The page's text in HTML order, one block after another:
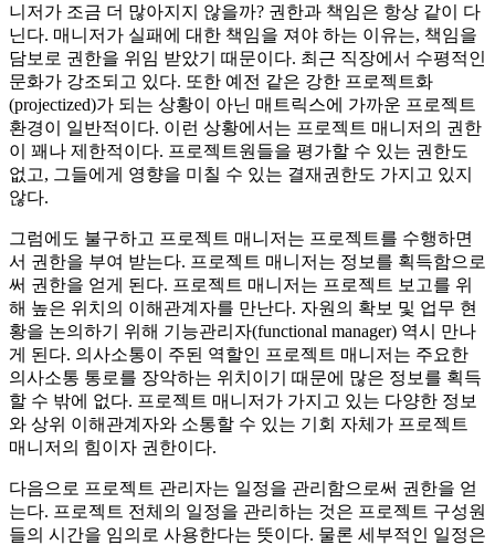
니저가 조금 더 많아지지 않을까? 권한과 책임은 항상 같이 다
닌다. 매니저가 실패에 대한 책임을 져야 하는 이유는, 책임을
담보로 권한을 위임 받았기 때문이다. 최근 직장에서 수평적인
문화가 강조되고 있다. 또한 예전 같은 강한 프로젝트화
(projectized)가 되는 상황이 아닌 매트릭스에 가까운 프로젝트
환경이 일반적이다. 이런 상황에서는 프로젝트 매니저의 권한
이 꽤나 제한적이다. 프로젝트원들을 평가할 수 있는 권한도
없고, 그들에게 영향을 미칠 수 있는 결재권한도 가지고 있지
않다.
그럼에도 불구하고 프로젝트 매니저는 프로젝트를 수행하면
서 권한을 부여 받는다. 프로젝트 매니저는 정보를 획득함으로
써 권한을 얻게 된다. 프로젝트 매니저는 프로젝트 보고를 위
해 높은 위치의 이해관계자를 만난다. 자원의 확보 및 업무 현
황을 논의하기 위해 기능관리자(functional manager) 역시 만나
게 된다. 의사소통이 주된 역할인 프로젝트 매니저는 주요한
의사소통 통로를 장악하는 위치이기 때문에 많은 정보를 획득
할 수 밖에 없다. 프로젝트 매니저가 가지고 있는 다양한 정보
와 상위 이해관계자와 소통할 수 있는 기회 자체가 프로젝트
매니저의 힘이자 권한이다.
다음으로 프로젝트 관리자는 일정을 관리함으로써 권한을 얻
는다. 프로젝트 전체의 일정을 관리하는 것은 프로젝트 구성원
들의 시간을 임의로 사용한다는 뜻이다. 물론 세부적인 일정은